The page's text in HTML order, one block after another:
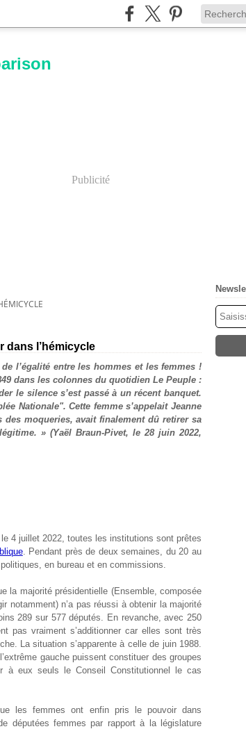
Publicité
dans l’hémicycle
l’égalité entre les hommes et les femmes !
dans les colonnes du quotidien Le Peuple :
le silence s’est passé à un récent banquet.
Nationale". Cette femme s’appelait Jeanne
moqueries, avait finalement dû retirer sa
» (Yaël Braun-Pivet, le 28 juin 2022,
le 4 juillet 2022, toutes les institutions sont prêtes
. Pendant près de deux semaines, du 20 au
en bureau et en commissions.
la majorité présidentielle (Ensemble, composée
notamment) n’a pas réussi à obtenir la majorité
289 sur 577 députés. En revanche, avec 250
pas vraiment s’additionner car elles sont très
La situation s’apparente à celle de juin 1988.
gauche puissent constituer des groupes
à eux seuls le Conseil Constitutionnel le cas
les femmes ont enfin pris le pouvoir dans
députées femmes par rapport à la législature